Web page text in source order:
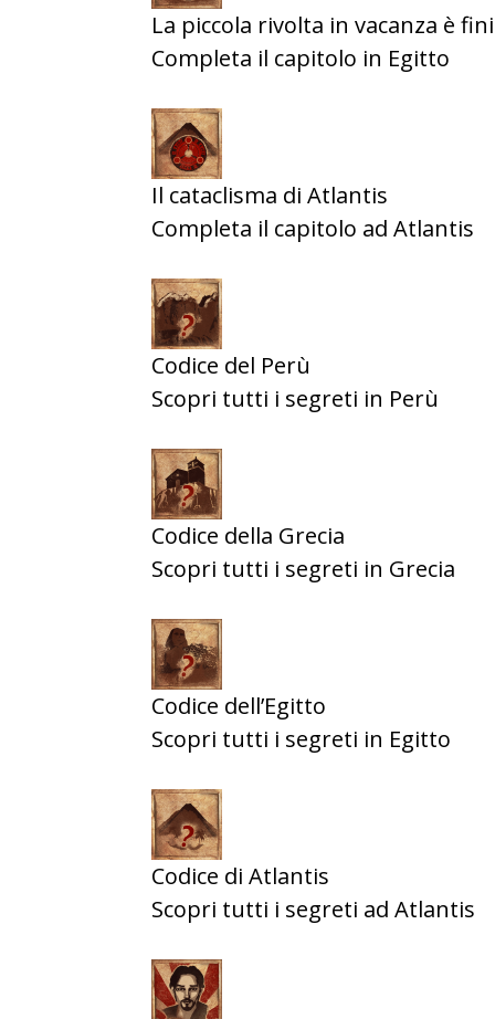
La piccola rivolta in vacanza è
Completa il capitolo in Egitto
Il cataclisma di Atlantis
Completa il capitolo ad Atlantis
Codice del Perù
Scopri tutti i segreti in Perù
Codice della Grecia
Scopri tutti i segreti in Grecia
Codice dell’Egitto
Scopri tutti i segreti in Egitto
Codice di Atlantis
Scopri tutti i segreti ad Atlantis